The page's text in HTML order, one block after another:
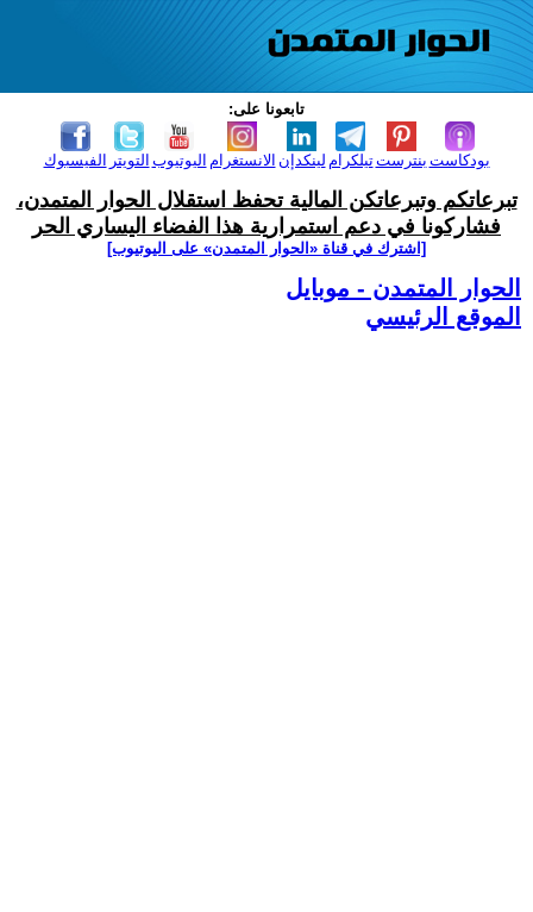
تابعونا على:
الفيسبوك التويتر اليوتيوب الانستغرام لينكدإن تيلكرامبنترست بودكاست
تبرعاتكم وتبرعاتكن المالية تحفظ استقلال الحوار المتمدن،
فشاركونا في دعم استمرارية هذا الفضاء اليساري الحر
[اشترك في قناة ‫«الحوار المتمدن» على اليوتيوب]
الحوار المتمدن - موبايل
الموقع الرئيسي